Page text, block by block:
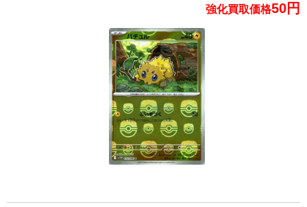
強化買取価格50円